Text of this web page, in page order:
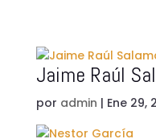
Jaime Raúl
por admin | Ene 29,